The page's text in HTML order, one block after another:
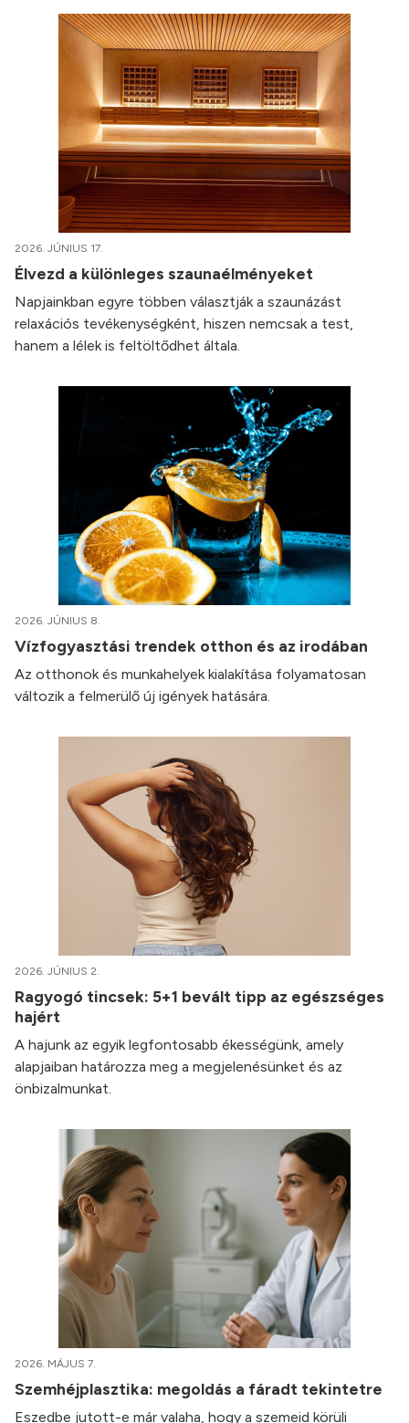
2026. JÚNIUS 17.
Élvezd a különleges szaunaélményeket
Napjainkban egyre többen választják a szaunázást
relaxációs tevékenységként, hiszen nemcsak a test,
hanem a lélek is feltöltődhet általa.
2026. JÚNIUS 8.
Vízfogyasztási trendek otthon és az irodában
Az otthonok és munkahelyek kialakítása folyamatosan
változik a felmerülő új igények hatására.
2026. JÚNIUS 2.
Ragyogó tincsek: 5+1 bevált tipp az egészséges
hajért
A hajunk az egyik legfontosabb ékességünk, amely
alapjaiban határozza meg a megjelenésünket és az
önbizalmunkat.
2026. MÁJUS 7.
Szemhéjplasztika: megoldás a fáradt tekintetre
Eszedbe jutott-e már valaha, hogy a szemeid körüli